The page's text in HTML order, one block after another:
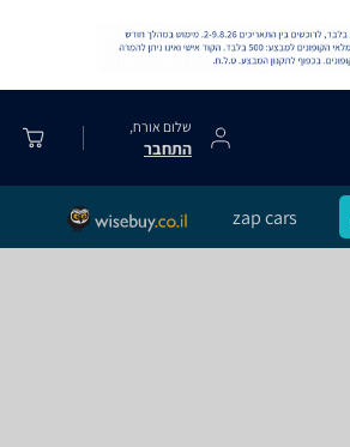
שלום אורח,
התחבר
zap cars